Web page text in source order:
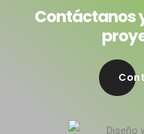
Contáctanos